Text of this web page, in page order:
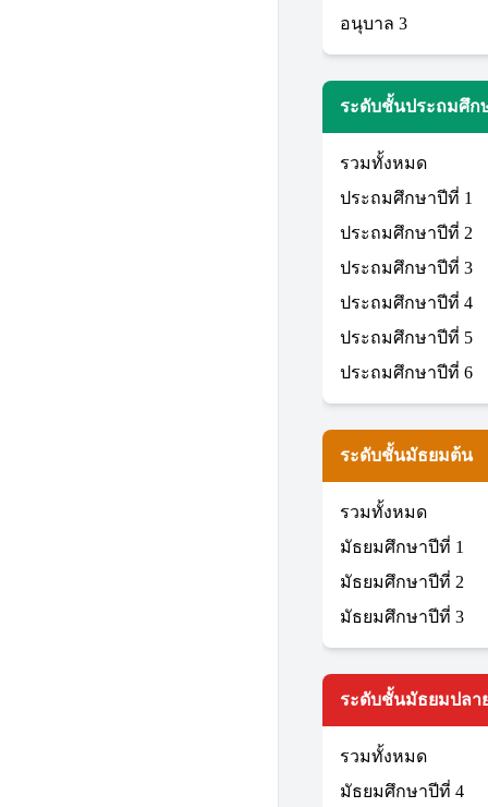
อนุบาล 3
ระดับชั้นประถมศึก
รวมทั้งหมด
ประถมศึกษาปีที่ 1
ประถมศึกษาปีที่ 2
ประถมศึกษาปีที่ 3
ประถมศึกษาปีที่ 4
ประถมศึกษาปีที่ 5
ประถมศึกษาปีที่ 6
ระดับชั้นมัธยมต้น
รวมทั้งหมด
มัธยมศึกษาปีที่ 1
มัธยมศึกษาปีที่ 2
มัธยมศึกษาปีที่ 3
ระดับชั้นมัธยมปลา
รวมทั้งหมด
มัธยมศึกษาปีที่ 4